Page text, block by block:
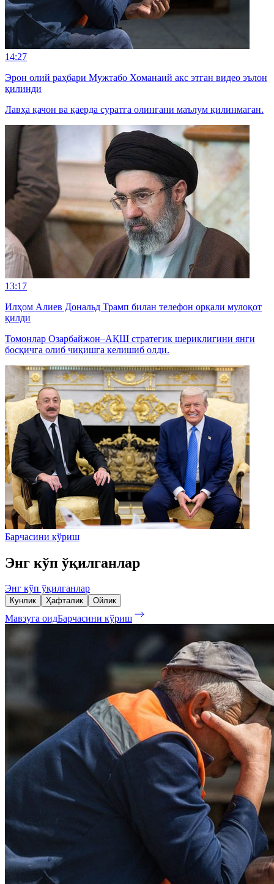
14:27
Эрон олий раҳбари Мужтабо Хоманаий акс этган видео эълон
қилинди
Лавҳа қачон ва қаерда суратга олингани маълум қилинмаган.
13:17
Илҳом Алиев Дональд Трамп билан телефон орқали мулоқот
қилди
Томонлар Озарбайжон–АҚШ стратегик шериклигини янги
босқичга олиб чиқишга келишиб олди.
Барчасини кўриш
Энг кўп ўқилганлар
Энг кўп ўқилганлар
Кунлик Ҳафталик Ойлик
Мавзуга оидБарчасини кўриш